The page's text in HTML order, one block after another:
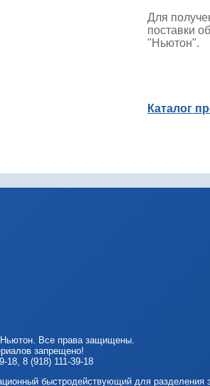
Для
поставки
"Ньютон".
Каталог
Все права защищены.
запрещено!
18, 8 (918) 111-39-18
быстродействующий для разделения